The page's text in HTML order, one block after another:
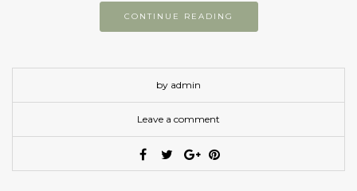
CONTINUE READING
by admin
Leave a comment